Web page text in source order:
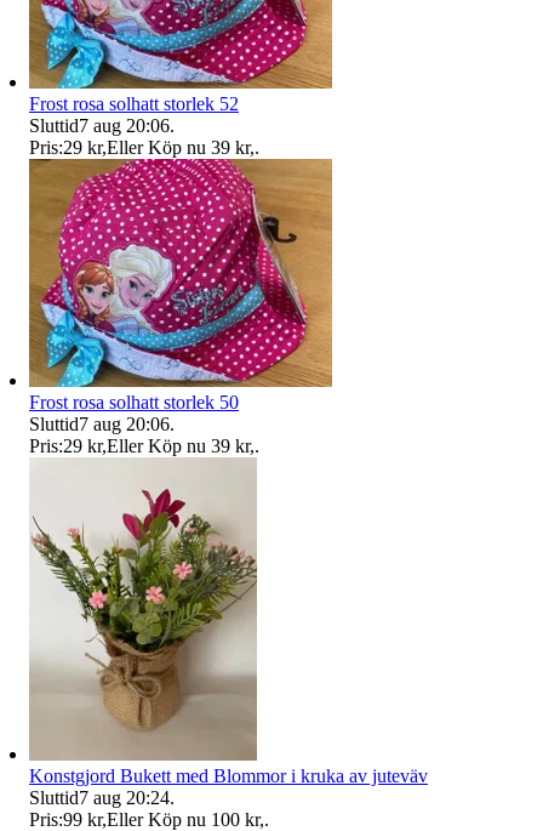
Frost rosa solhatt storlek 52
Sluttid7 aug 20:06.
Pris:29 kr,Eller Köp nu 39 kr,.
Frost rosa solhatt storlek 50
Sluttid7 aug 20:06.
Pris:29 kr,Eller Köp nu 39 kr,.
Konstgjord Bukett med Blommor i kruka av juteväv
Sluttid7 aug 20:24.
Pris:99 kr,Eller Köp nu 100 kr,.